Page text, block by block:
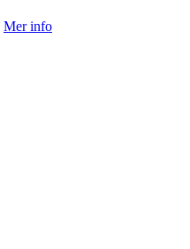
Mer info